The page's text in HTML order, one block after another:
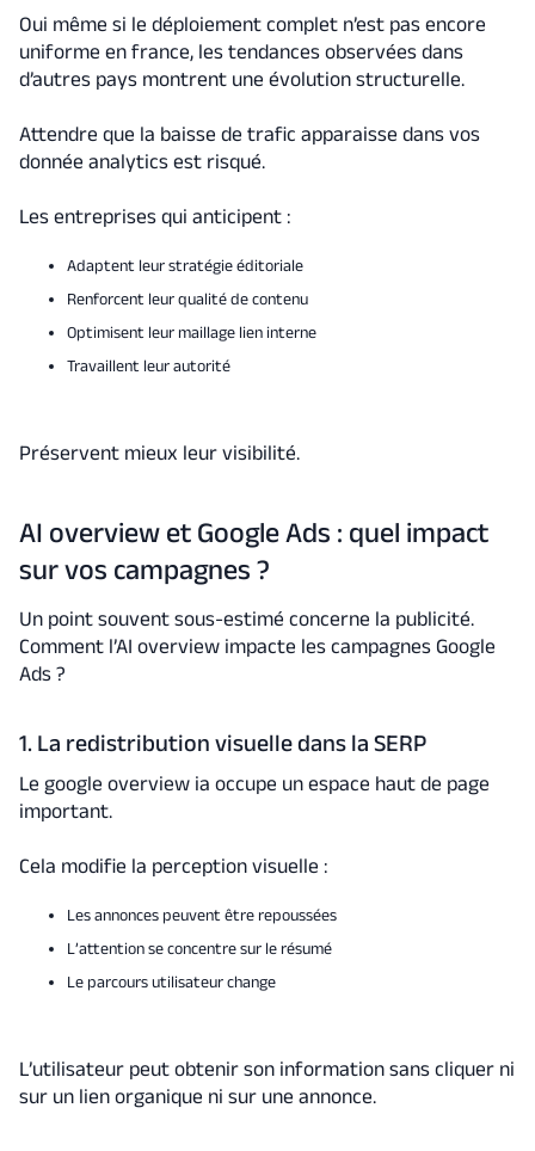
Oui même si le déploiement complet n’est pas encore
uniforme en france, les tendances observées dans
d’autres pays montrent une évolution structurelle.
Attendre que la baisse de trafic apparaisse dans vos
donnée analytics est risqué.
Les entreprises qui anticipent :
Adaptent leur stratégie éditoriale
Renforcent leur qualité de contenu
Optimisent leur maillage lien interne
Travaillent leur autorité
Préservent mieux leur visibilité.
AI overview et Google Ads : quel impact
sur vos campagnes ?
Un point souvent sous-estimé concerne la publicité.
Comment l’AI overview impacte les campagnes Google
Ads ?
1. La redistribution visuelle dans la SERP
Le google overview ia occupe un espace haut de page
important.
Cela modifie la perception visuelle :
Les annonces peuvent être repoussées
L’attention se concentre sur le résumé
Le parcours utilisateur change
L’utilisateur peut obtenir son information sans cliquer ni
sur un lien organique ni sur une annonce.